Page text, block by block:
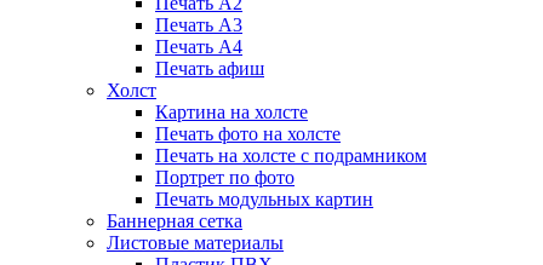
Печать А3
Печать А4
Печать афиш
Холст
Картина на холсте
Печать фото на холсте
Печать на холсте с подрамником
Портрет по фото
Печать модульных картин
Баннерная сетка
Листовые материалы